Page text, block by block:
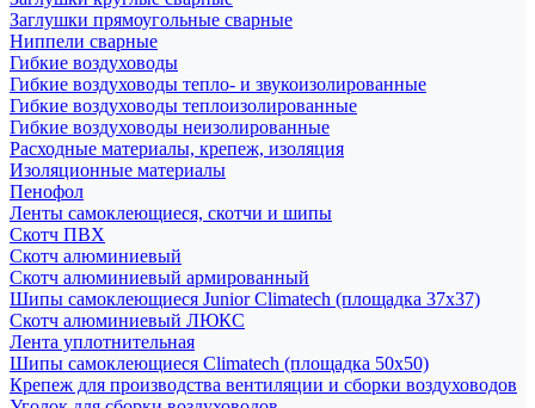
Заглушки прямоугольные сварные
Ниппели сварные
Гибкие воздуховоды
Гибкие воздуховоды тепло- и звукоизолированные
Гибкие воздуховоды теплоизолированные
Гибкие воздуховоды неизолированные
Расходные материалы, крепеж, изоляция
Изоляционные материалы
Пенофол
Ленты самоклеющиеся, скотчи и шипы
Скотч ПВХ
Скотч алюминиевый
Скотч алюминиевый армированный
Шипы самоклеющиеся Junior Climatech (площадка 37х37)
Скотч алюминиевый ЛЮКС
Лента уплотнительная
Шипы самоклеющиеся Climatech (площадка 50х50)
Крепеж для производства вентиляции и сборки воздуховодов